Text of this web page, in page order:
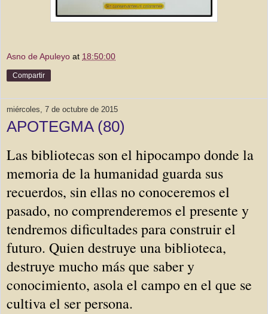
Asno de Apuleyo at 18:50:00
Compartir
miércoles, 7 de octubre de 2015
APOTEGMA (80)
Las bibliotecas son el hipocampo donde la
memoria de la humanidad guarda sus
recuerdos, sin ellas no conoceremos el
pasado, no comprenderemos el presente y
tendremos dificultades para construir el
futuro. Quien destruye una biblioteca,
destruye mucho más que saber y
conocimiento, asola el campo en el que se
cultiva el ser persona.